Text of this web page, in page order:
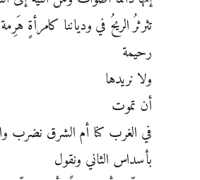
تثرثرُ الريحُ في ودياننا كامرأةٍ
رحيمة
ولا نريدها
أن تموت
في الغرب كنا أم الشرق نضرب
بأسداس الثاني ونقول